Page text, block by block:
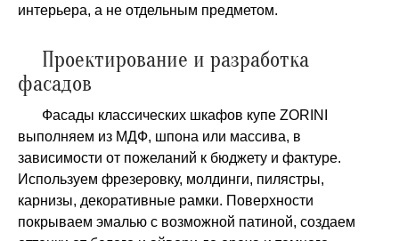
интерьера, а не отдельным предметом.
Проектирование и разработка
фасадов
Фасады классических шкафов купе ZORINI
выполняем из МДФ, шпона или массива, в
зависимости от пожеланий к бюджету и фактуре.
Используем фрезеровку, молдинги, пилястры,
карнизы, декоративные рамки. Поверхности
покрываем эмалью с возможной патиной, создаем